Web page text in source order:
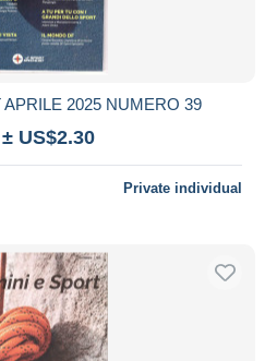
2025 NUMERO 39
± US$2.30
Private individual